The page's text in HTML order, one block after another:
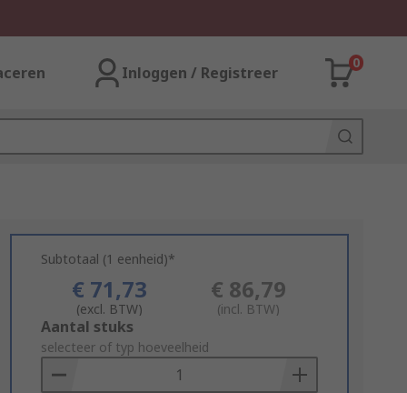
Inloggen / Registreer
0
Subtotaal (1 eenheid)*
€ 71,73
(excl. BTW)
€ 86,79
(incl. BTW)
Add
to
Basket
Aantal stuks
selecteer of typ hoeveelheid